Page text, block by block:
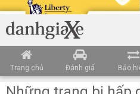
Trang chủ Đánh giá Bảo